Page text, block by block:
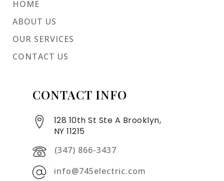
HOME
ABOUT US
OUR SERVICES
CONTACT US
CONTACT INFO
128 10th St Ste A Brooklyn,
NY 11215
(347) 866-3437
info@745electric.com